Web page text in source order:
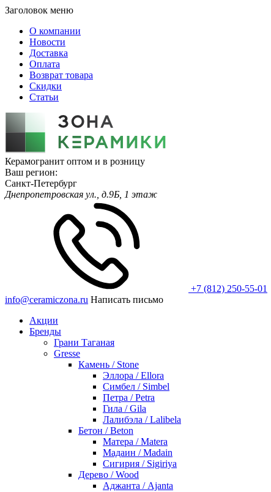
Заголовок меню
О компании
Новости
Доставка
Оплата
Возврат товара
Скидки
Статьи
Керамогранит оптом и в розницу
Ваш регион:
Санкт-Петербург
Днепропетровская ул., д.9Б, 1 этаж
+7 (812) 250-55-01
info@ceramiczona.ru Написать письмо
Акции
Бренды
Грани Таганая
Gresse
Камень / Stone
Эллора / Ellora
Симбел / Simbel
Петра / Petra
Гила / Gila
Лалибэла / Lalibela
Бетон / Beton
Матера / Matera
Мадаин / Madain
Сигирия / Sigiriya
Дерево / Wood
Аджанта / Ajanta